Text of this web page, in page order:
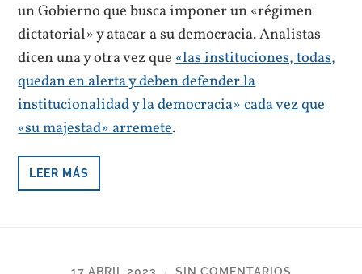
un Gobierno que busca imponer un «régimen
dictatorial» y atacar a su democracia. Analistas
dicen una y otra vez que«las instituciones, todas,
quedan en alerta y deben defender la
institucionalidad y la democracia» cada vez que
«su majestad» arremete.
LEER MÁS
17 ABRIL 2023 / SIN COMENTARIOS